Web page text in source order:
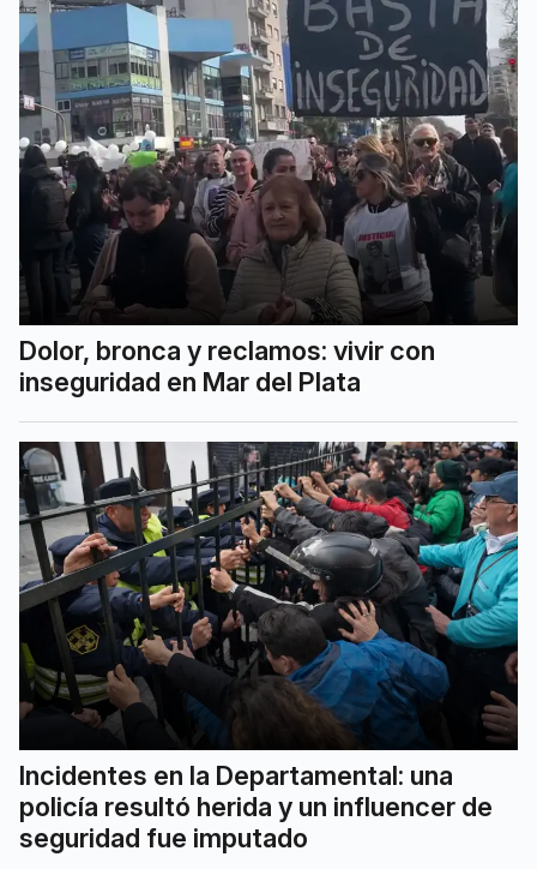
Dolor, bronca y reclamos: vivir con
inseguridad en Mar del Plata
Incidentes en la Departamental: una
policía resultó herida y un influencer de
seguridad fue imputado